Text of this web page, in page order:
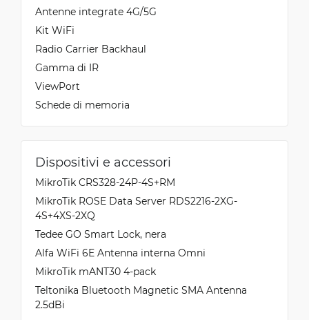
Antenne integrate 4G/5G
Kit WiFi
Radio Carrier Backhaul
Gamma di IR
ViewPort
Schede di memoria
Dispositivi e accessori
MikroTik CRS328-24P-4S+RM
MikroTik ROSE Data Server RDS2216-2XG-
4S+4XS-2XQ
Tedee GO Smart Lock, nera
Alfa WiFi 6E Antenna interna Omni
MikroTik mANT30 4-pack
Teltonika Bluetooth Magnetic SMA Antenna
2.5dBi